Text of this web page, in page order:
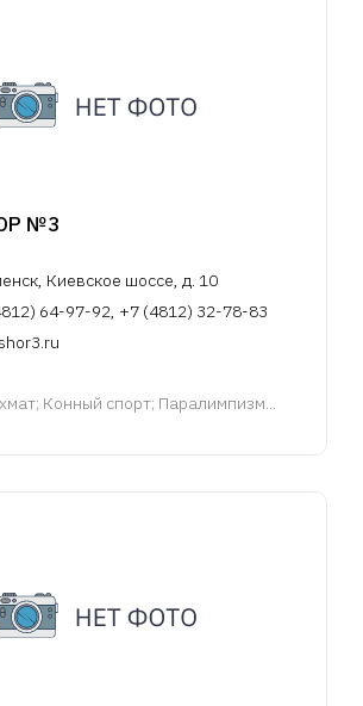
№3
Киевское шоссе, д. 10
64-97-92, +7 (4812) 32-78-83
; Конный спорт; Паралимпизм...